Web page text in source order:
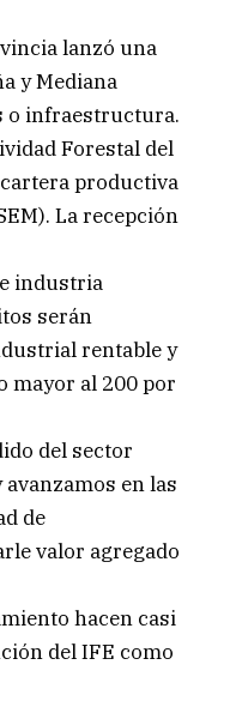
lanzó una
y Mediana
o infraestructura.
Forestal del
productiva
La recepción
industria
serán
rentable y
mayor al 200 por
del sector
en las
de
valor agregado
hacen casi
del IFE como